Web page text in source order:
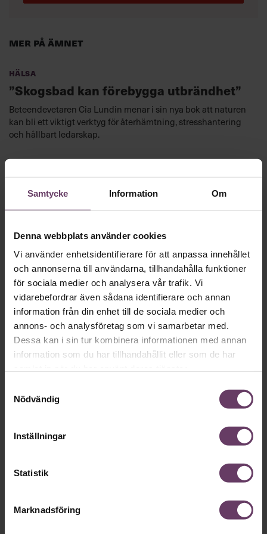
Samtycke Information Om
Denna webbplats använder cookies
Vi använder enhetsidentifierare för att anpassa innehållet
och annonserna till användarna, tillhandahålla funktioner
för sociala medier och analysera vår trafik. Vi
vidarebefordrar även sådana identifierare och annan
information från din enhet till de sociala medier och
annons- och analysföretag som vi samarbetar med.
Dessa kan i sin tur kombinera informationen med annan
information som du har tillhandahållit eller som de har
Nödvändig
Inställningar
Statistik
Marknadsföring
Mer på ämnet
Hälsa
”Skogsbad kan förebygga utbrändhet”
Beteendevetaren Cia Lundin menar i sin nya bok att naturen
kan bli ett viktigt verktyg för återhämtning, stresshantering
och hållbart ledarskap.
Lär chefer om klimakteriet
Anna-Karin Mikkeläs nya bok lär chefer om hur
klimakteriebesvär kan ta sig uttryck på arbetsplatsen.
Hälsa
Chef + Winningtemp
Hälsa
Lär